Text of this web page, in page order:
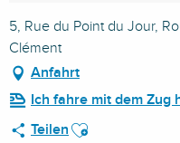
5, Rue du Point du Jour,
Clément
Anfahrt
Ich fahre mit dem Zug
Teilen Ajouter aux